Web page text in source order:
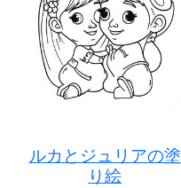
ルカとジュリアの塗
り絵